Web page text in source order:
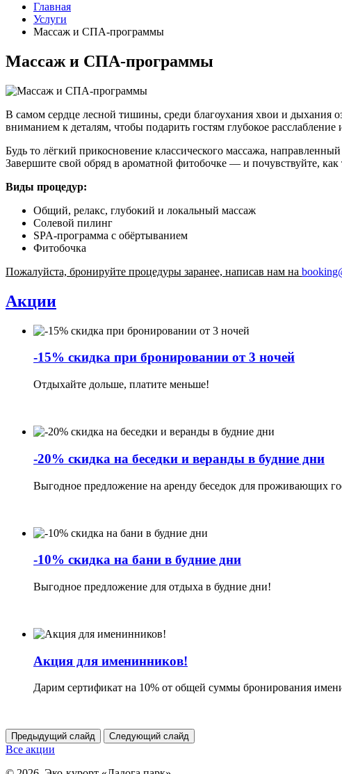
Главная
Услуги
Массаж и СПА-программы
Массаж и СПА-программы
В самом сердце лесной тишины, среди благоухания хвои и дыхания
вниманием к деталям, чтобы подарить гостям глубокое
Будь то лёгкий прикосновение классического массажа,
Завершите свой обряд в ароматной фитобочке — и почувствуйте, как
Виды процедур:
Общий, релакс, глубокий и локальный массаж
Солевой пилинг
SPA-программа с обёртыванием
Фитобочка
Пожалуйста, бронируйте процедуры заранее, написав нам на
Акции
-15% скидка при бронировании от 3 ночей
Отдыхайте дольше, платите меньше!
-20% скидка на беседки и веранды в будние дни
Выгодное предложение на аренду беседок для проживающих
-10% скидка на бани в будние дни
Выгодное предложение для отдыха в будние дни!
Акция для именинников!
Дарим сертификат на 10% от общей суммы бронирования
Предыдущий слайд Следующий слайд
Все акции